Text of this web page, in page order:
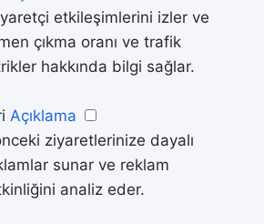
etkileşimlerini izler ve
çıkma oranı ve trafik
hakkında bilgi sağlar.
Açıklama
ziyaretlerinize dayalı
sunar ve reklam
analiz eder.